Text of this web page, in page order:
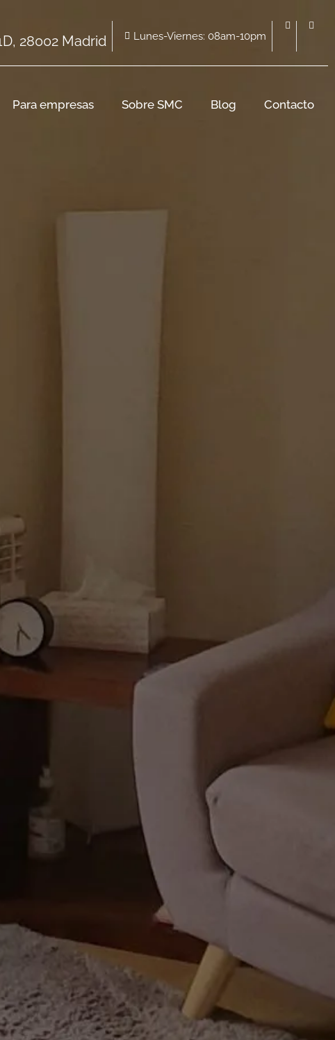
28002 Madrid Lunes-Viernes: 08am-10pm
Para empresas Sobre SMC Blog Contacto